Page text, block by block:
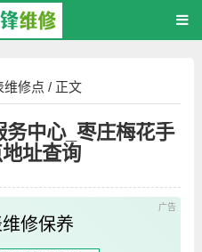
维修点 / 正文
中心_枣庄梅花手
址查询
修保养